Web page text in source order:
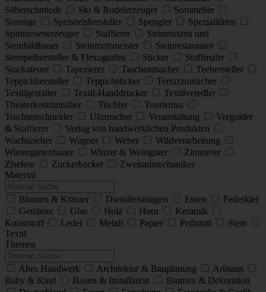
Silberschmiede
Ski & Rodelerzeuger
Sommelier
Sonstige
Speiseeishersteller Spengler
Spezialitäten
Spirituosenerzeuger
Staffierer
Steinmetzen und
Steinbildhauer
Steinmetzmeister
Steinrestaurator
Stempelhersteller & Flexografen
Sticker
Stoffmaler
Stuckateure
Tapezierer Taschenmacher
Teehersteller
Teppichhersteller
Teppichsticker
Terrazzomacher
Textilgestalter
Textil-Handdrucker
Textilveredler
Theaterkostümnäher
Tischler
Tourismus
Trachtenschneider
Uhrmacher Veranstaltung
Vergolder
& Staffierer
Verlag von handwerklichen Produkten
Wachszieher
Wagner Weber
Wildverarbeitung
Wintergartenbauer
Winzer & Weingüter
Zimmerer
Ziseleur
Zuckerbäcker
Zweiradmechaniker
Material
Blumen & Kräuter Dienstleistungen Essen
Federkiel
Getränke
Glas Holz Horn
Keramik
Kunststoff
Leder Metall Papier Perlmutt
Stein
Textil
Themen
Altes Handwerk Architektur & Bauplanung
Artisans
Baby & Kind
Bauen & Installation
Blumen & Dekoration